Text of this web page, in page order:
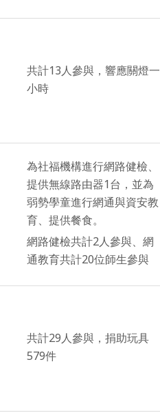
共計13人參與，響應關燈一
小時
為社福機構進行網路健檢、
提供無線路由器1台，並為
弱勢學童進行網通與資安教
育、提供餐食。
網路健檢共計2人參與、網
通教育共計20位師生參與
共計29人參與，捐助玩具
579件